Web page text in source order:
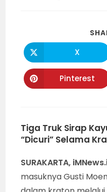
Opens
in
a
new
window
X
Opens
in
Pinterest
Tiga Truk Sirap
“Dicuri” Selama
SURAKARTA,
masuknya Gusti